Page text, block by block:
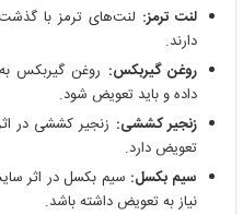
لنت ترمز: لنت‌های ترمز با
دارند.
روغن گیربکس: روغن گیربکس
داده و باید تعویض شود.
زنجیر کششی: زنجیر کششی در
تعویض دارد.
سیم بکسل: سیم بکسل در اثر
نیاز به تعویض داشته باشد.